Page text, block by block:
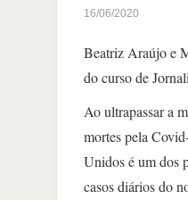
16/06/2020
Beatriz Araújo e
do curso de
Ao ultrapassar a
mortes pela
Unidos é um dos
casos diários do